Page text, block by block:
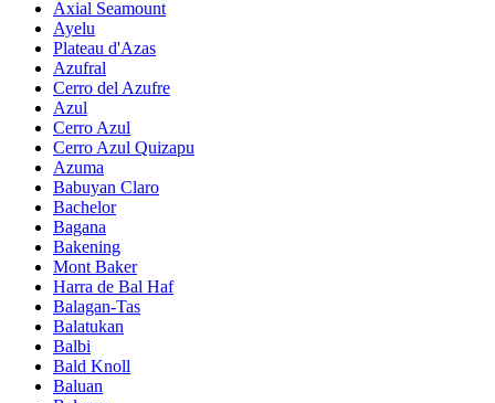
Axial Seamount
Ayelu
Plateau d'Azas
Azufral
Cerro del Azufre
Azul
Cerro Azul
Cerro Azul Quizapu
Azuma
Babuyan Claro
Bachelor
Bagana
Bakening
Mont Baker
Harra de Bal Haf
Balagan-Tas
Balatukan
Balbi
Bald Knoll
Baluan